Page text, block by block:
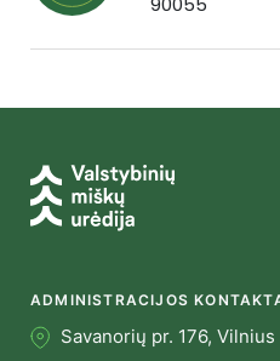
ADMINISTRACIJOS
Savanorių pr. 176, Vilnius